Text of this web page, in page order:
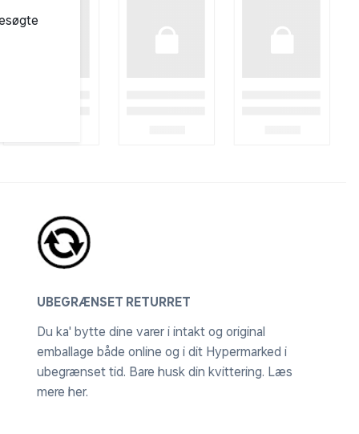
UBEGRÆNSET RETURRET
Du ka' bytte dine varer i intakt og original
emballage både online og i dit Hypermarked i
ubegrænset tid. Bare husk din kvittering. Læs
mere her.